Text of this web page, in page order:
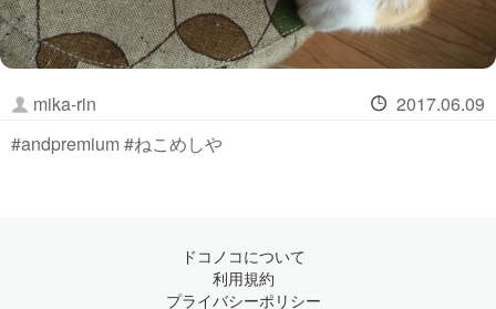
mika-rin
2017.06.09
#andpremium #ねこめしや
ドコノコについて
利用規約
プライバシーポリシー